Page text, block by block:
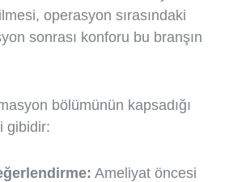
operasyon sırasındaki
sonrası konforu bu branşın
bölümünün kapsadığı
gibidir:
Ameliyat öncesi